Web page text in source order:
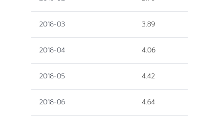
2018-03 3.89
2018-04 4.06
2018-05 4.42
2018-06 4.64